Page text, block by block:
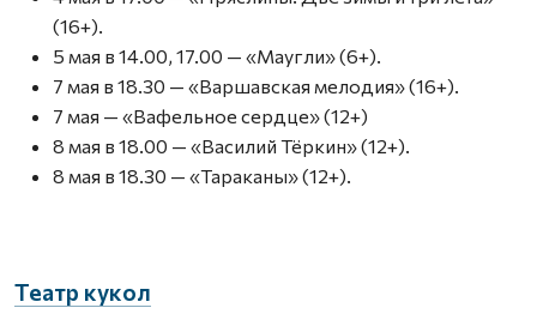
(16+).
5 мая в 14.00, 17.00 — «Маугли» (6+).
7 мая в 18.30 — «Варшавская мелодия» (16+).
7 мая — «Вафельное сердце» (12+)
8 мая в 18.00 — «Василий Тёркин» (12+).
8 мая в 18.30 — «Тараканы» (12+).
Театр кукол